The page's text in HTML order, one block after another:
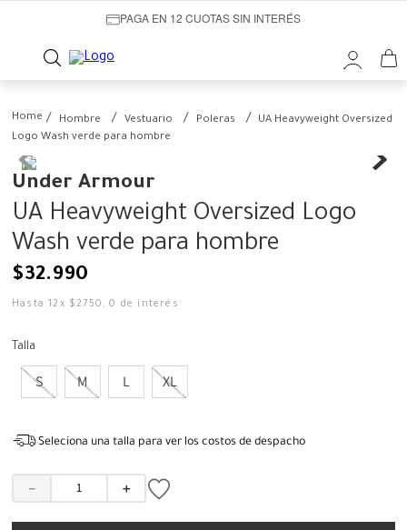
PAGA EN 12 CUOTAS SIN INTERÉS
Hombre Vestuario Poleras
UA Heavyweight Oversized
Logo Wash verde para hombre
Under Armour
UA Heavyweight Oversized Logo
Wash verde para hombre
$32.990
Hasta12 x $2750 ,0 de interés
Talla
S M L XL
Seleciona una talla para ver los costos de despacho
＋
－